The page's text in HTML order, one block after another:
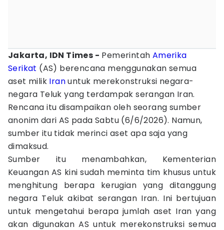
Jakarta, IDN Times - Pemerintah Amerika
Serikat (AS) berencana menggunakan semua
aset milik Iranuntuk merekonstruksi negara-
negara Teluk yang terdampak serangan Iran.
Rencana itu disampaikan oleh seorang sumber
anonim dari AS pada Sabtu (6/6/2026). Namun,
sumber itu tidak merinci aset apa saja yang
dimaksud.
Sumber itu menambahkan, Kementerian
Keuangan AS kini sudah meminta tim khusus untuk
menghitung berapa kerugian yang ditanggung
negara Teluk akibat serangan Iran. Ini bertujuan
untuk mengetahui berapa jumlah aset Iran yang
akan digunakan AS untuk merekonstruksi semua